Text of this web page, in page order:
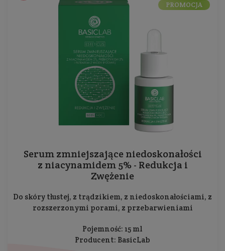
Serum zmniejszające niedoskonałości
z niacynamidem 5% - Redukcja i
Zwężenie
Do skóry tłustej, z trądzikiem, z niedoskonałościami, z
rozszerzonymi porami, z przebarwieniami
Pojemność: 15 ml
Producent: BasicLab
PROMOCJA